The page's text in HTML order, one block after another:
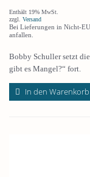
Enthält 19% MwSt.
zzgl. Versand
Bei Lieferungen in Nicht-
anfallen.
Bobby Schuller setzt
gibt es Mangel?“ fort.
In den Warenkorb